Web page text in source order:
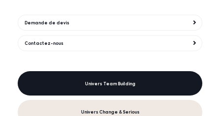
Demande de devis
Contactez-nous
Univers Team Building
Univers Change & Serious